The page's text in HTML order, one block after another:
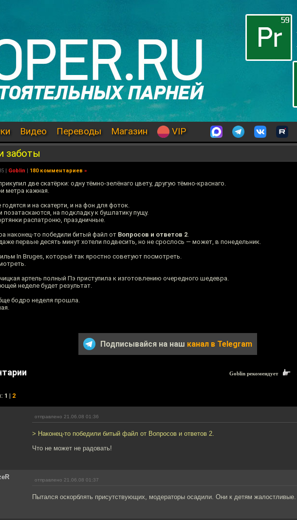
Видео Переводы Магазин VIP
заботы
| Goblin | 180 комментариев »
две скатёрки: одну тёмно-зелёнаго цвету, другую тёмно-краснаго.
метра кажная.
и на скатерти, и на фон для фоток.
позатаскаются, на подкладку к бушлатику пущу.
распатроню, праздничные.
наконец-то победили битый файл от Вопросов и ответов 2.
первые десять минут хотели подвесить, но не срослось — может, в понедельник.
In Bruges, который так яростно советуют посмотреть.
артель полный Пэ приступила к изготовлению очередного шедевра.
неделе будет результат.
бодро неделя прошла.
Подписывайся на наш канал в Telegram
Goblin рекомендует
1 | 2
отправлено 21.06.08 01:36
> Наконец-то победили битый файл от Вопросов и ответов 2.
Что не может не радовать!
отправлено 21.06.08 01:37
Пытался оскорблять присутствующих, модераторы осадили. Они к детям жалостливые.